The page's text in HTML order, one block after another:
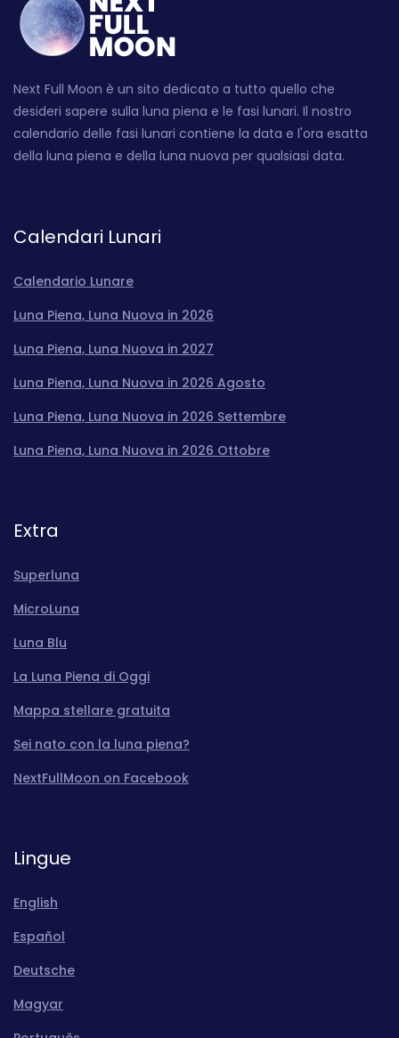
Next Full Moon è un sito dedicato a tutto quello che
desideri sapere sulla luna piena e le fasi lunari. Il nostro
calendario delle fasi lunari contiene la data e l'ora esatta
della luna piena e della luna nuova per qualsiasi data.
Calendari Lunari
Calendario Lunare
Luna Piena, Luna Nuova in 2026
Luna Piena, Luna Nuova in 2027
Luna Piena, Luna Nuova in 2026 Agosto
Luna Piena, Luna Nuova in 2026 Settembre
Luna Piena, Luna Nuova in 2026 Ottobre
Extra
Superluna
MicroLuna
Luna Blu
La Luna Piena di Oggi
Mappa stellare gratuita
Sei nato con la luna piena?
NextFullMoon on Facebook
Lingue
English
Español
Deutsche
Magyar